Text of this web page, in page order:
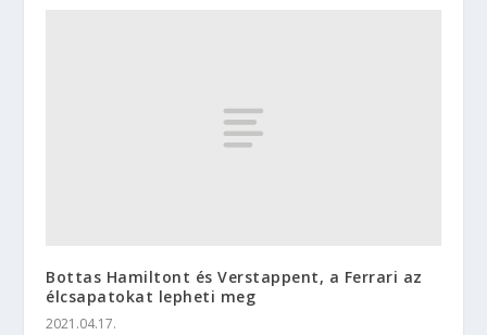
Bottas Hamiltont és Verstappent, a Ferrari az
élcsapatokat lepheti meg
2021.04.17.